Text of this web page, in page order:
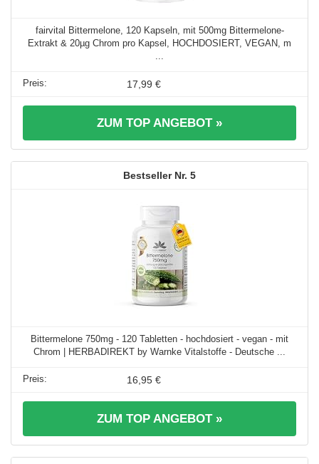
fairvital Bittermelone, 120 Kapseln, mit 500mg Bittermelone-
Extrakt & 20µg Chrom pro Kapsel, HOCHDOSIERT, VEGAN, m
17,99 €
ZUM TOP ANGEBOT »
5
Bittermelone 750mg - 120 Tabletten - hochdosiert - vegan - mit
Chrom | HERBADIREKT by Warnke Vitalstoffe - Deutsche ...
16,95 €
ZUM TOP ANGEBOT »